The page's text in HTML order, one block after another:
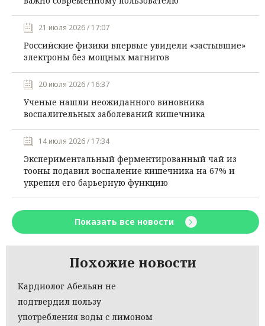
21 июля 2026 / 17:07
Российские физики впервые увидели «застывшие»
электроны без мощных магнитов
20 июля 2026 / 16:37
Ученые нашли неожиданного виновника
воспалительных заболеваний кишечника
14 июля 2026 / 17:34
Экспериментальный ферментированный чай из
тооны подавил воспаление кишечника на 67% и
укрепил его барьерную функцию
Показать все новости
Похожие новости
Кардиолог Абельян не
подтвердил пользу
употребления воды с лимоном